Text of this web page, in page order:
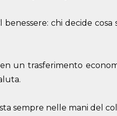
chi decide cosa
un trasferimento
sempre nelle mani del